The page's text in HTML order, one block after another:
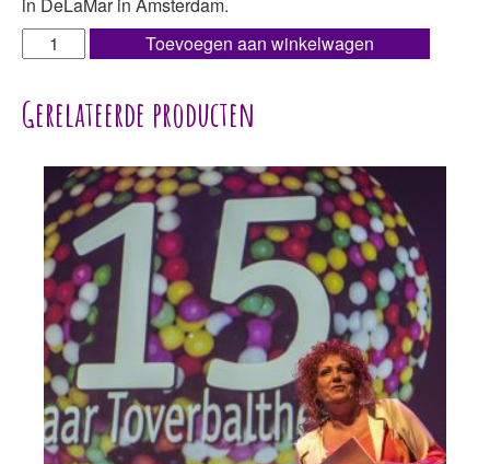
in DeLaMar in Amsterdam.
Toverbaltheater-
Dans
DeLaMar
Theater
aantal
Toevoegen aan winkelwagen
Gerelateerde producten